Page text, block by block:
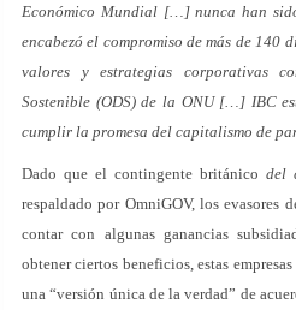
Económico Mundial […] nunca han
encabezó el compromiso de más de 140
valores y estrategias corporativas
Sostenible (ODS) de la ONU […] IBC
cumplir la promesa del capitalismo de
Dado que el contingente británico del
respaldado por OmniGOV, los evasores
contar con algunas ganancias
obtener ciertos beneficios, estas
una “versión única de la verdad” de